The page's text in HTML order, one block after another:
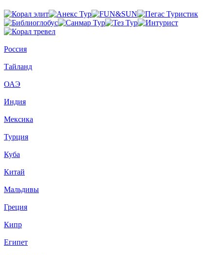
Россия
Тайланд
ОАЭ
Индия
Мексика
Турция
Куба
Китай
Мальдивы
Греция
Кипр
Египет